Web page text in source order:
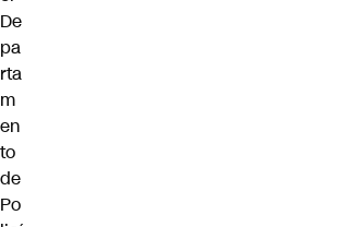
De
pa
rta
m
en
to
de
Po